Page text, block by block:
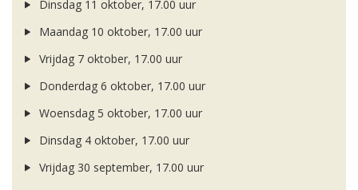
Dinsdag 11 oktober, 17.00 uur
Maandag 10 oktober, 17.00 uur
Vrijdag 7 oktober, 17.00 uur
Donderdag 6 oktober, 17.00 uur
Woensdag 5 oktober, 17.00 uur
Dinsdag 4 oktober, 17.00 uur
Vrijdag 30 september, 17.00 uur